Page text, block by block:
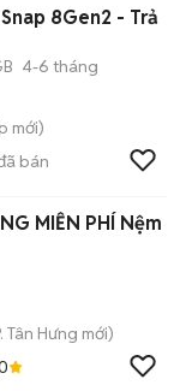
8Gen2 - Trả
4-6 tháng
mới)
bán
PHÍ Nệm
Tân Hưng mới)